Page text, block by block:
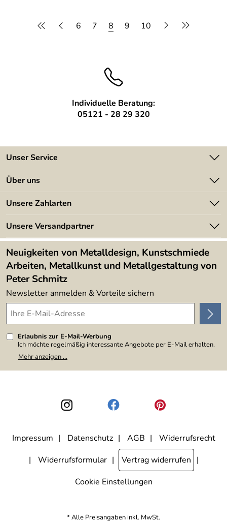
6 7 8 9 10
Individuelle Beratung:
05121 - 28 29 320
Unser Service
Kontakt
Kundeninformationen
Newsletter
Lieferbedingungen
Über uns
Angebote
Kundenbewertungen (394)
4,9/5
Unsere Zahlarten
Unsere Versandpartner
Neuigkeiten von Metalldesign, Kunstschmiede
Arbeiten, Metallkunst und Metallgestaltung von
Peter Schmitz
Newsletter anmelden & Vorteile sichern
Erlaubnis zur E-Mail-Werbung
Ich möchte regelmäßig interessante Angebote per E-Mail erhalten.
Meine E-Mail-Adresse wird nicht an andere Unternehmen
weitergegeben. Zu statistischen Zwecken wird in anonymer Form
den Link "Abmelden" am Ende des Newsletters anklicke. Die
Datenschutzerklärung
habe ich zur Kenntnis genommen.
Mehr anzeigen ...
Impressum Datenschutz AGB
Widerrufsrecht
Widerrufsformular
Vertrag widerrufen
Cookie Einstellungen
* Alle Preisangaben inkl. MwSt.